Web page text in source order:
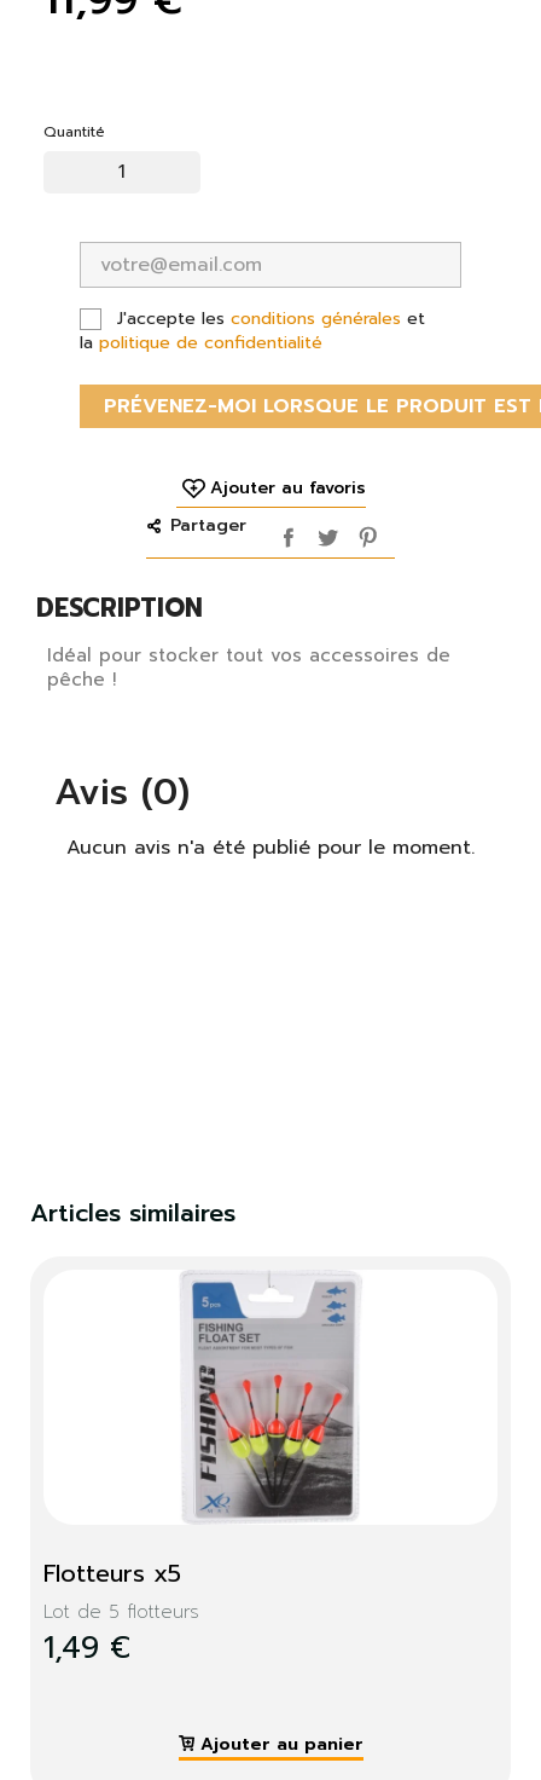
DESCRIPTION
Idéal pour stocker tout vos accessoires de
pêche !
Quantité
J'accepte les conditions générales et
la politique de confidentialité
PRÉVENEZ-MOI LORSQUE LE PRODUIT EST
Ajouter au favoris
Partager
Avis (0)
Aucun avis n'a été publié pour le moment.
Articles similaires
Flotteurs x5
Lot de 5 flotteurs
1,49 €
Ajouter au panier